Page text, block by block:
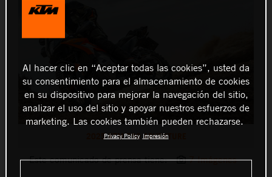
2025 KTM 790 ADVENTURE
Este comunicado de prensa tiene: 7 Imágenes
Al hacer clic en “Aceptar todas las cookies”, usted da
su consentimiento para el almacenamiento de cookies
en su dispositivo para mejorar la navegación del sitio,
analizar el uso del sitio y apoyar nuestros esfuerzos de
marketing. Las cookies también pueden rechazarse.
Privacy Policy Impresión